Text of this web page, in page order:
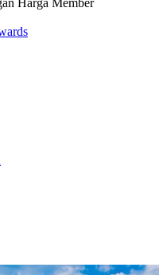
Harga Member